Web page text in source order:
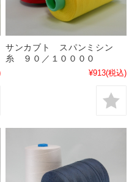
サンカブト スパンミシン
糸 ９０／１００００
¥913(税込)